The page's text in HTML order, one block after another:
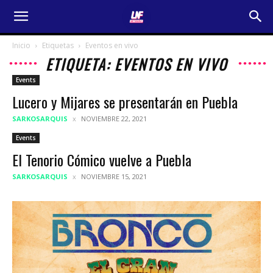
Inicio Etiquetas Eventos en vivo
ETIQUETA: EVENTOS EN VIVO
Events
Lucero y Mijares se presentarán en Puebla
SARKOSARQUIS NOVIEMBRE 22, 2021
Events
El Tenorio Cómico vuelve a Puebla
SARKOSARQUIS NOVIEMBRE 15, 2021